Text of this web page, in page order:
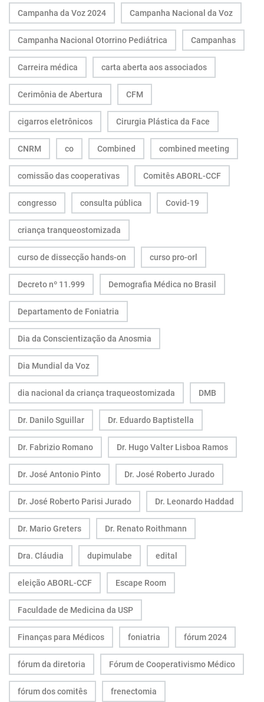
Campanha da Voz 2024 Campanha Nacional da Voz
Campanha Nacional Otorrino Pediátrica Campanhas
Carreira médica carta aberta aos associados
Cerimônia de Abertura CFM
cigarros eletrônicos Cirurgia Plástica da Face
CNRM co Combined combined meeting
comissão das cooperativas Comitês ABORL-CCF
congresso consulta pública Covid-19
criança tranqueostomizada
curso de dissecção hands-on curso pro-orl
Decreto nº 11.999 Demografia Médica no Brasil
Departamento de Foniatria
Dia da Conscientização da Anosmia
Dia Mundial da Voz
dia nacional da criança traqueostomizada DMB
Dr. Danilo Sguillar Dr. Eduardo Baptistella
Dr. Fabrizio Romano Dr. Hugo Valter Lisboa Ramos
Dr. José Antonio Pinto Dr. José Roberto Jurado
Dr. José Roberto Parisi Jurado Dr. Leonardo Haddad
Dr. Mario Greters Dr. Renato Roithmann
Dra. Cláudia dupimulabe edital
eleição ABORL-CCF Escape Room
Faculdade de Medicina da USP
Finanças para Médicos foniatria fórum 2024
fórum da diretoria Fórum de Cooperativismo Médico
fórum dos comitês frenectomia